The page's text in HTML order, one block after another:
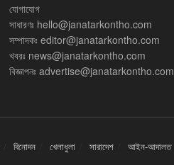
যোগাযোগ
সাধারণঃ hello@janatarkontho.com
সম্পাদকঃ editor@janatarkontho.com
খবরঃ news@janatarkontho.com
বিজ্ঞাপনঃ advertise@janatarkontho.com
বিনোদন খেলাধুলা সারাদেশ আইন-আদালত